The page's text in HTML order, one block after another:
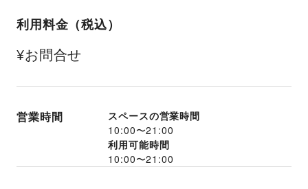
利用料金（税込）
¥お問合せ
営業時間
スペースの営業時間
10:00〜21:00
利用可能時間
10:00〜21:00